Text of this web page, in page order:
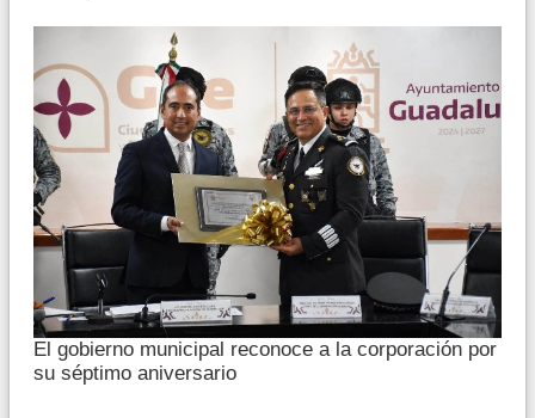
El gobierno municipal reconoce a la corporación por
su séptimo aniversario